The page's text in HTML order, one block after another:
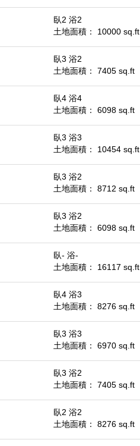
臥2 浴2
土地面積： 10000 sq.ft
臥3 浴2
土地面積： 7405 sq.ft
臥4 浴4
土地面積： 6098 sq.ft
臥3 浴3
土地面積： 10454 sq.ft
臥3 浴2
土地面積： 8712 sq.ft
臥3 浴2
土地面積： 6098 sq.ft
臥- 浴-
土地面積： 16117 sq.ft
臥4 浴3
土地面積： 8276 sq.ft
臥3 浴3
土地面積： 6970 sq.ft
臥3 浴2
土地面積： 7405 sq.ft
臥2 浴2
土地面積： 8276 sq.ft